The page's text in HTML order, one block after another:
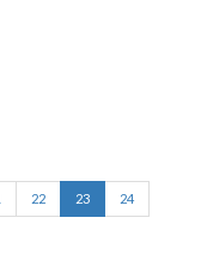
22 23 24